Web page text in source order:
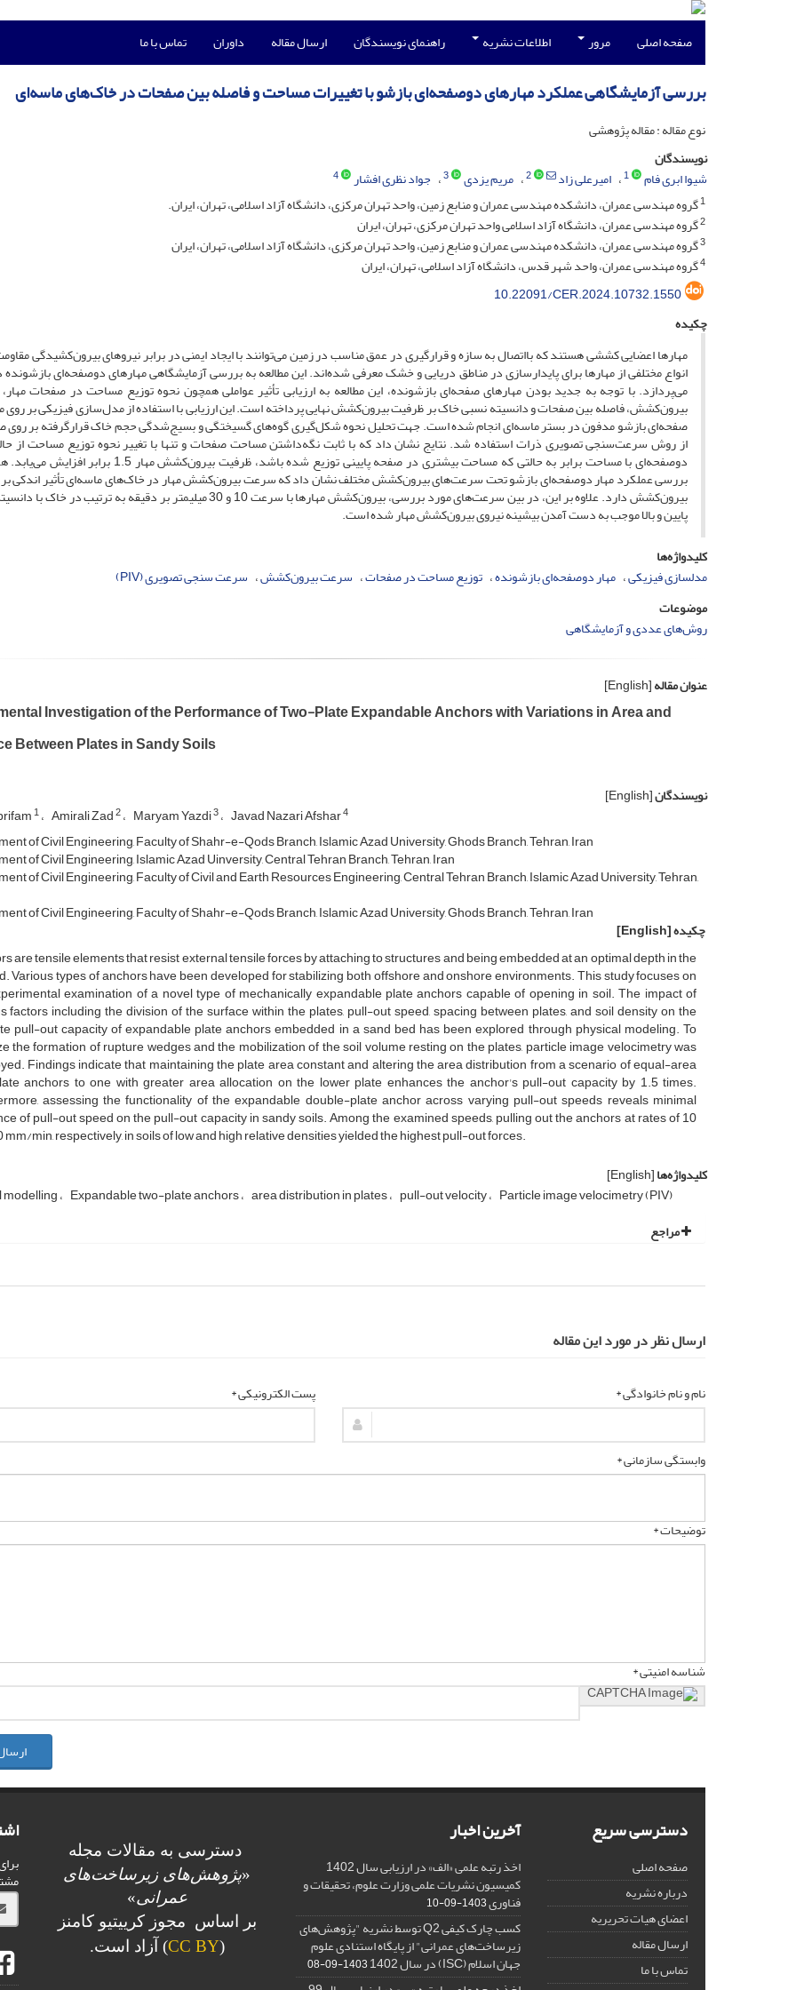
صفحه اصلی مرور اطلاعات نشریه راهنمای نویسندگان ارسال مقاله داوران تماس با ما
بررسی آزمایشگاهی عملکرد مهارهای دوصفحه‌ای بازشو با تغییرات مساحت و فاصله بین صفحات در خاک‌های ماسه‌ای
نوع مقاله : مقاله پژوهشی
نویسندگان
شیوا ابری فام
1 امیرعلی زاد 2 مریم یزدی 3 جواد نظری افشار
4
1گروه مهندسی عمران، دانشکده مهندسی عمران و منابع زمین، واحد تهران مرکزی، دانشگاه آزاد اسلامی، تهران، ایران.
2گروه مهندسی عمران، دانشگاه آزاد اسلامی واحد تهران مرکزی، تهران، ایران
3گروه مهندسی عمران، دانشکده مهندسی عمران و منابع زمین، واحد تهران مرکزی، دانشگاه آزاد اسلامی، تهران، ایران
4گروه مهندسی عمران، واحد شهر قدس، دانشگاه آزاد اسلامی، تهران، ایران
10.22091/CER.2024.10732.1550
چکیده
مهارها اعضایی کششی هستند که بااتصال به سازه و قرارگیری در عمق مناسب در زمین می‌توانند با ایجاد ایمنی در برابر نیروهای بیرون‌کشیدگی
انواع مختلفی از مهار‌ها برای پایدارسازی در مناطق دریایی و خشک معرفی‌ شده‌اند. این مطالعه به بررسی آزمایشگاهی مهارهای دوصفحه‌ای
می‌پردازد. با توجه به جدید بودن مهارهای صفحه‌ای بازشونده، این مطالعه به ارزیابی تأثیر عواملی همچون نحوه توزیع مساحت در صفحات
بیرون‌کشش، فاصله بین صفحات و دانسیته نسبی خاک بر ظرفیت بیرون‌کشش نهایی پرداخته است. این ارزیابی با استفاده از مدل‌سازی فیزیکی بر روی
صفحه‌ای بازشو مدفون در بستر ماسه‌ای انجام‌ شده است. جهت تحلیل نحوه شکل‌گیری گوه‌های گسیختگی و بسیج‌شدگی حجم خاک قرارگرفته بر روی
از روش سرعت‌سنجی تصویری ذرات استفاده شد. نتایج نشان داد که با ثابت نگه‌داشتن مساحت صفحات و تنها با تغییر نحوه توزیع مساحت از
دوصفحه‌ای با مساحت برابر به حالتی که مساحت بیشتری در صفحه پایینی توزیع ‌شده باشد، ظرفیت بیرون‌کشش
بررسی عملکرد مهار دوصفحه‌ای بازشو تحت سرعت‌های بیرون‌کشش مختلف نشان داد که سرعت بیرون‌کشش مهار در خاک‌های ماسه‌ای تأثیر اندکی
بیرون‌کشش دارد. علاوه بر این، در بین سرعت‌های مورد بررسی، بیرون‌کشش مهارها با سرعت 10 و 30 میلیمتر بر دقیقه به ترتیب
پایین و بالا موجب به دست آمدن بیشینه نیروی بیرون‌کشش مهار شده است.
کلیدواژه‌ها
مدلسازی فیزیکی مهار دوصفحه‌ای بازشونده توزیع مساحت در صفحات سرعت بیرون‌کشش سرعت سنجی تصویری (PIV)
موضوعات
روش‌های عددی و آزمایشگاهی
عنوان مقاله[English]
Investigation of the Performance of Two-Plate Expandable Anchors with Variations in Area and
Between Plates in Sandy Soils
نویسندگان[English]
1 Amirali Zad2 Maryam Yazdi3 Javad Nazari Afshar4
of Civil Engineering, Faculty of Shahr-e-Qods Branch, Islamic Azad University, Ghods Branch, Tehran, Iran
of Civil Engineering, Islamic Azad Uinversity, Central Tehran Branch, Tehran, Iran
of Civil Engineering, Faculty of Civil and Earth Resources Engineering, Central Tehran Branch, Islamic Azad University, Tehran,
of Civil Engineering, Faculty of Shahr-e-Qods Branch, Islamic Azad University, Ghods Branch, Tehran, Iran
چکیده[English]
are tensile elements that resist external tensile forces by attaching to structures and being embedded at an optimal depth in the
Various types of anchors have been developed for stabilizing both offshore and onshore environments. This study focuses on
examination of a novel type of mechanically expandable plate anchors capable of opening in soil. The impact of
factors including the division of the surface within the plates, pull-out speed, spacing between plates, and soil density on the
pull-out capacity of expandable plate anchors embedded in a sand bed has been explored through physical modeling. To
the formation of rupture wedges and the mobilization of the soil volume resting on the plates, particle image velocimetry was
Findings indicate that maintaining the plate area constant and altering the area distribution from a scenario of equal-area
anchors to one with greater area allocation on the lower plate enhances the anchor's pull-out capacity by 1.5 times.
assessing the functionality of the expandable double-plate anchor across varying pull-out speeds reveals minimal
of pull-out speed on the pull-out capacity in sandy soils. Among the examined speeds, pulling out the anchors at rates of 10
mm/min, respectively, in soils of low and high relative densities yielded the highest pull-out forces.
کلیدواژه‌ها[English]
Expandable two-plate anchors area distribution in plates pull-out velocity Particle image velocimetry (PIV)
مراجع
ارسال نظر در مورد این مقاله
نام و نام خانوادگی * پست الکترونیکی *
وابستگی سازمانی *
توضیحات *
شناسه امنیتی *
دسترسی سریع
صفحه اصلی
درباره نشریه
اعضای هیات تحریریه
ارسال مقاله
تماس با ما
آخرین اخبار
اخذ رتبه علمی «الف» در ارزیابی سال 1402
کمیسیون نشریات علمی وزارت علوم، تحقیقات و
فناوری1403-09-10
کسب چارک کیفی Q2 توسط نشریه "پژوهش‌های
زیرساخت‌های عمرانی" از پایگاه استنادی علوم
جهان اسلام (ISC) در سال 1402 1403-09-08
دسترسی به مقالات مجله
«پژوهش‌های زیرساخت‌های
عمرانی»
بر اساس مجوز کرییتیو کامنز
(
CC BY) آزاد است.